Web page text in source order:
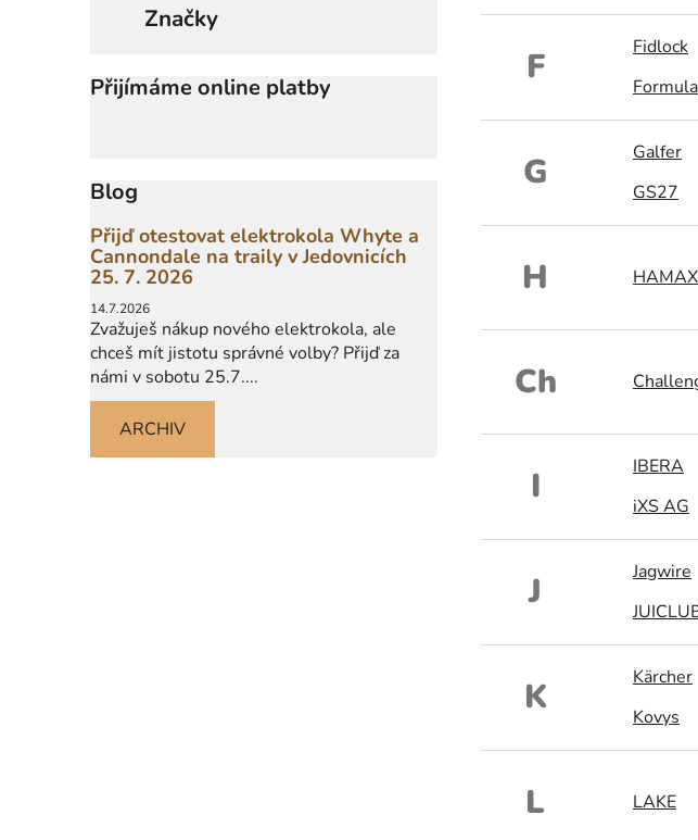
Značky
Přijímáme online platby
Blog
Přijď otestovat elektrokola Whyte a
Cannondale na traily v Jedovnicích
25. 7. 2026
14.7.2026
Zvažuješ nákup nového elektrokola, ale
chceš mít jistotu správné volby? Přijď za
námi v sobotu 25.7....
ARCHIV
F Fidlock
Formula
G Galfer
GS27
H HAMAX
Ch
I IBERA
iXS AG
J Jagwire
K Kärcher
Kovys
L LAKE